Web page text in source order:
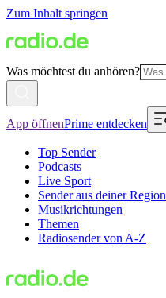
Zum Inhalt springen
Was möchtest du anhören?
App öffnenPrime entdecken
Top Sender
Podcasts
Live Sport
Sender aus deiner Region
Musikrichtungen
Themen
Radiosender von A-Z